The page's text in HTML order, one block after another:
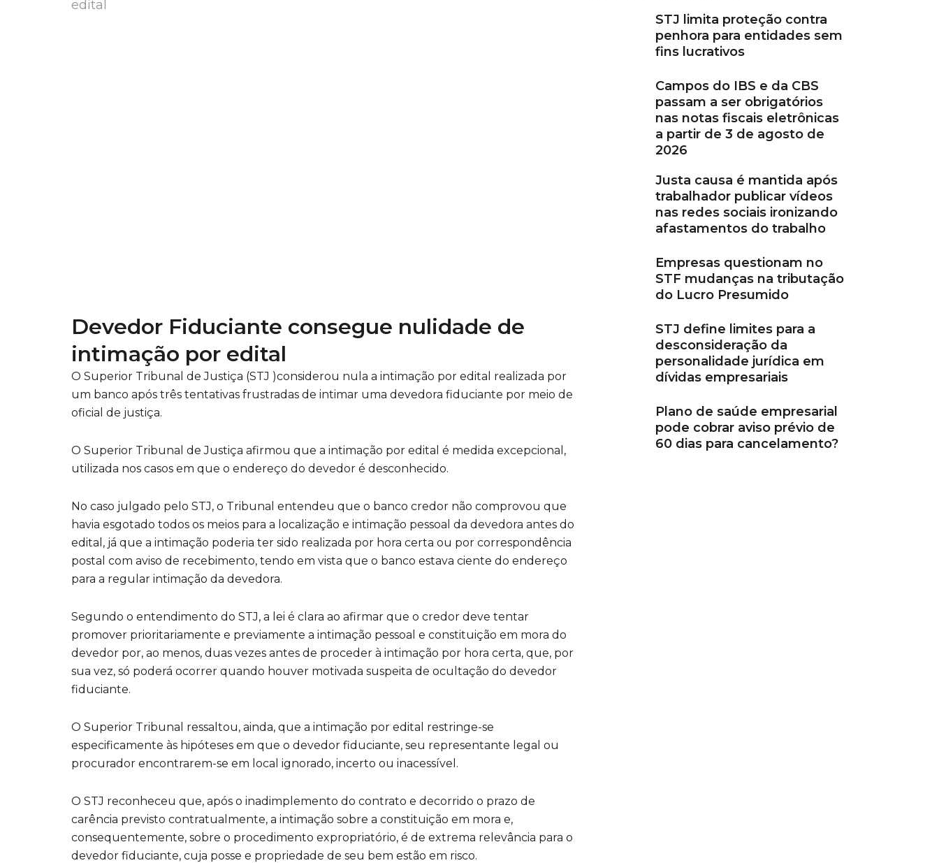
edital
Devedor Fiduciante consegue nulidade de
intimação por edital
O Superior Tribunal de Justiça (STJ )considerou nula a intimação por edital realizada por
um banco após três tentativas frustradas de intimar uma devedora fiduciante por meio de
oficial de justiça.
O Superior Tribunal de Justiça afirmou que a intimação por edital é medida excepcional,
utilizada nos casos em que o endereço do devedor é desconhecido.
No caso julgado pelo STJ, o Tribunal entendeu que o banco credor não comprovou que
havia esgotado todos os meios para a localização e intimação pessoal da devedora antes do
edital, já que a intimação poderia ter sido realizada por hora certa ou por correspondência
postal com aviso de recebimento, tendo em vista que o banco estava ciente do endereço
para a regular intimação da devedora.
Segundo o entendimento do STJ, a lei é clara ao afirmar que o credor deve tentar
promover prioritariamente e previamente a intimação pessoal e constituição em mora do
devedor por, ao menos, duas vezes antes de proceder à intimação por hora certa, que, por
sua vez, só poderá ocorrer quando houver motivada suspeita de ocultação do devedor
fiduciante.
O Superior Tribunal ressaltou, ainda, que a intimação por edital restringe-se
especificamente às hipóteses em que o devedor fiduciante, seu representante legal ou
procurador encontrarem-se em local ignorado, incerto ou inacessível.
O STJ reconheceu que, após o inadimplemento do contrato e decorrido o prazo de
carência previsto contratualmente, a intimação sobre a constituição em mora e,
consequentemente, sobre o procedimento expropriatório, é de extrema relevância para o
devedor fiduciante, cuja posse e propriedade de seu bem estão em risco.
STJ limita proteção contra
penhora para entidades sem
fins lucrativos
Campos do IBS e da CBS
passam a ser obrigatórios
nas notas fiscais eletrônicas
a partir de 3 de agosto de
2026
Justa causa é mantida após
trabalhador publicar vídeos
nas redes sociais ironizando
afastamentos do trabalho
Empresas questionam no
STF mudanças na tributação
do Lucro Presumido
STJ define limites para a
desconsideração da
personalidade jurídica em
dívidas empresariais
Plano de saúde empresarial
pode cobrar aviso prévio de
60 dias para cancelamento?